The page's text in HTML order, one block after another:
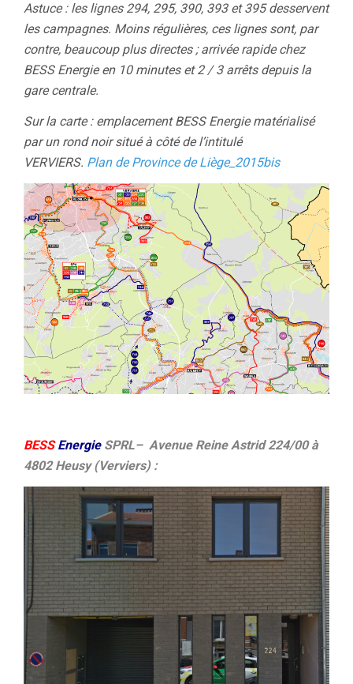
Astuce : les lignes 294, 295, 390, 393 et 395 desservent
les campagnes. Moins régulières, ces lignes sont, par
contre, beaucoup plus directes ; arrivée rapide chez
BESS Energie en 10 minutes et 2 / 3 arrêts depuis la
gare centrale.
Sur la carte : emplacement BESS Energie matérialisé
par un rond noir situé à côté de l’intitulé
VERVIERS. Plan de Province de Liège_2015bis
BESS Energie SPRL– Avenue Reine Astrid 224/00 à
4802 Heusy (Verviers) :